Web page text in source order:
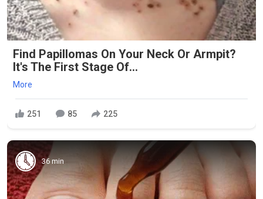
Find Papillomas On Your Neck Or Armpit?
It's The First Stage Of...
More
251 85 225
36 min